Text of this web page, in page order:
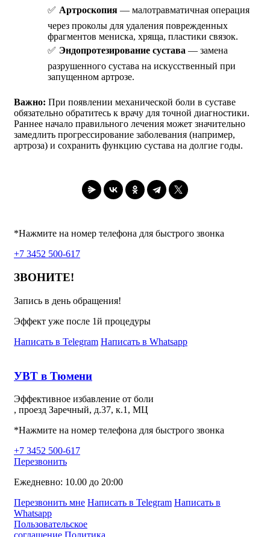
Артроскопия— малотравматичная операция
через проколы для удаления поврежденных
фрагментов мениска, хряща, пластики связок.
Эндопротезирование сустава— замена
разрушенного сустава на искусственный при
запущенном артрозе.
Важно: При появлении механической боли в суставе
обязательно обратитесь к врачу для точной диагностики.
Раннее начало правильного лечения может значительно
замедлить прогрессирование заболевания (например,
артроза) и сохранить функцию сустава на долгие годы.
*Нажмите на номер телефона для быстрого звонка
+7 3452 500-617
ЗВОНИТЕ!
Запись в день обращения!
Эффект уже после 1й процедуры
Написать в Telegram Написать в Whatsapp
УВТ в Тюмени
Эффективное избавление от боли
, проезд Заречный, д.37, к.1, МЦ
*Нажмите на номер телефона для быстрого звонка
+7 3452 500-617
Перезвонить
Ежедневно: 10.00 до 20:00
Перезвонить мне Написать в Telegram Написать в
Whatsapp
Пользовательское